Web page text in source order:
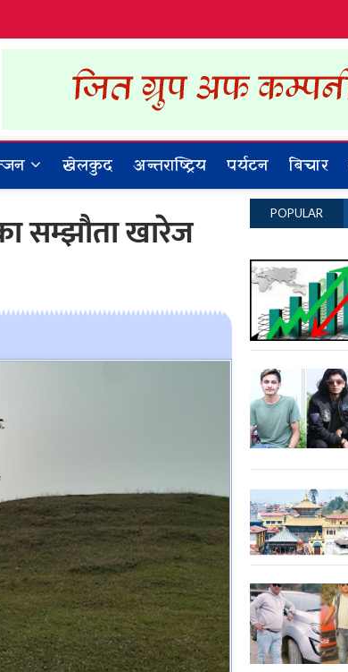
Khabar
IN NEPAL
खेलकुद अन्तराष्ट्रिय पर्यटन बिचार
सम्झौता खारेज POPULAR